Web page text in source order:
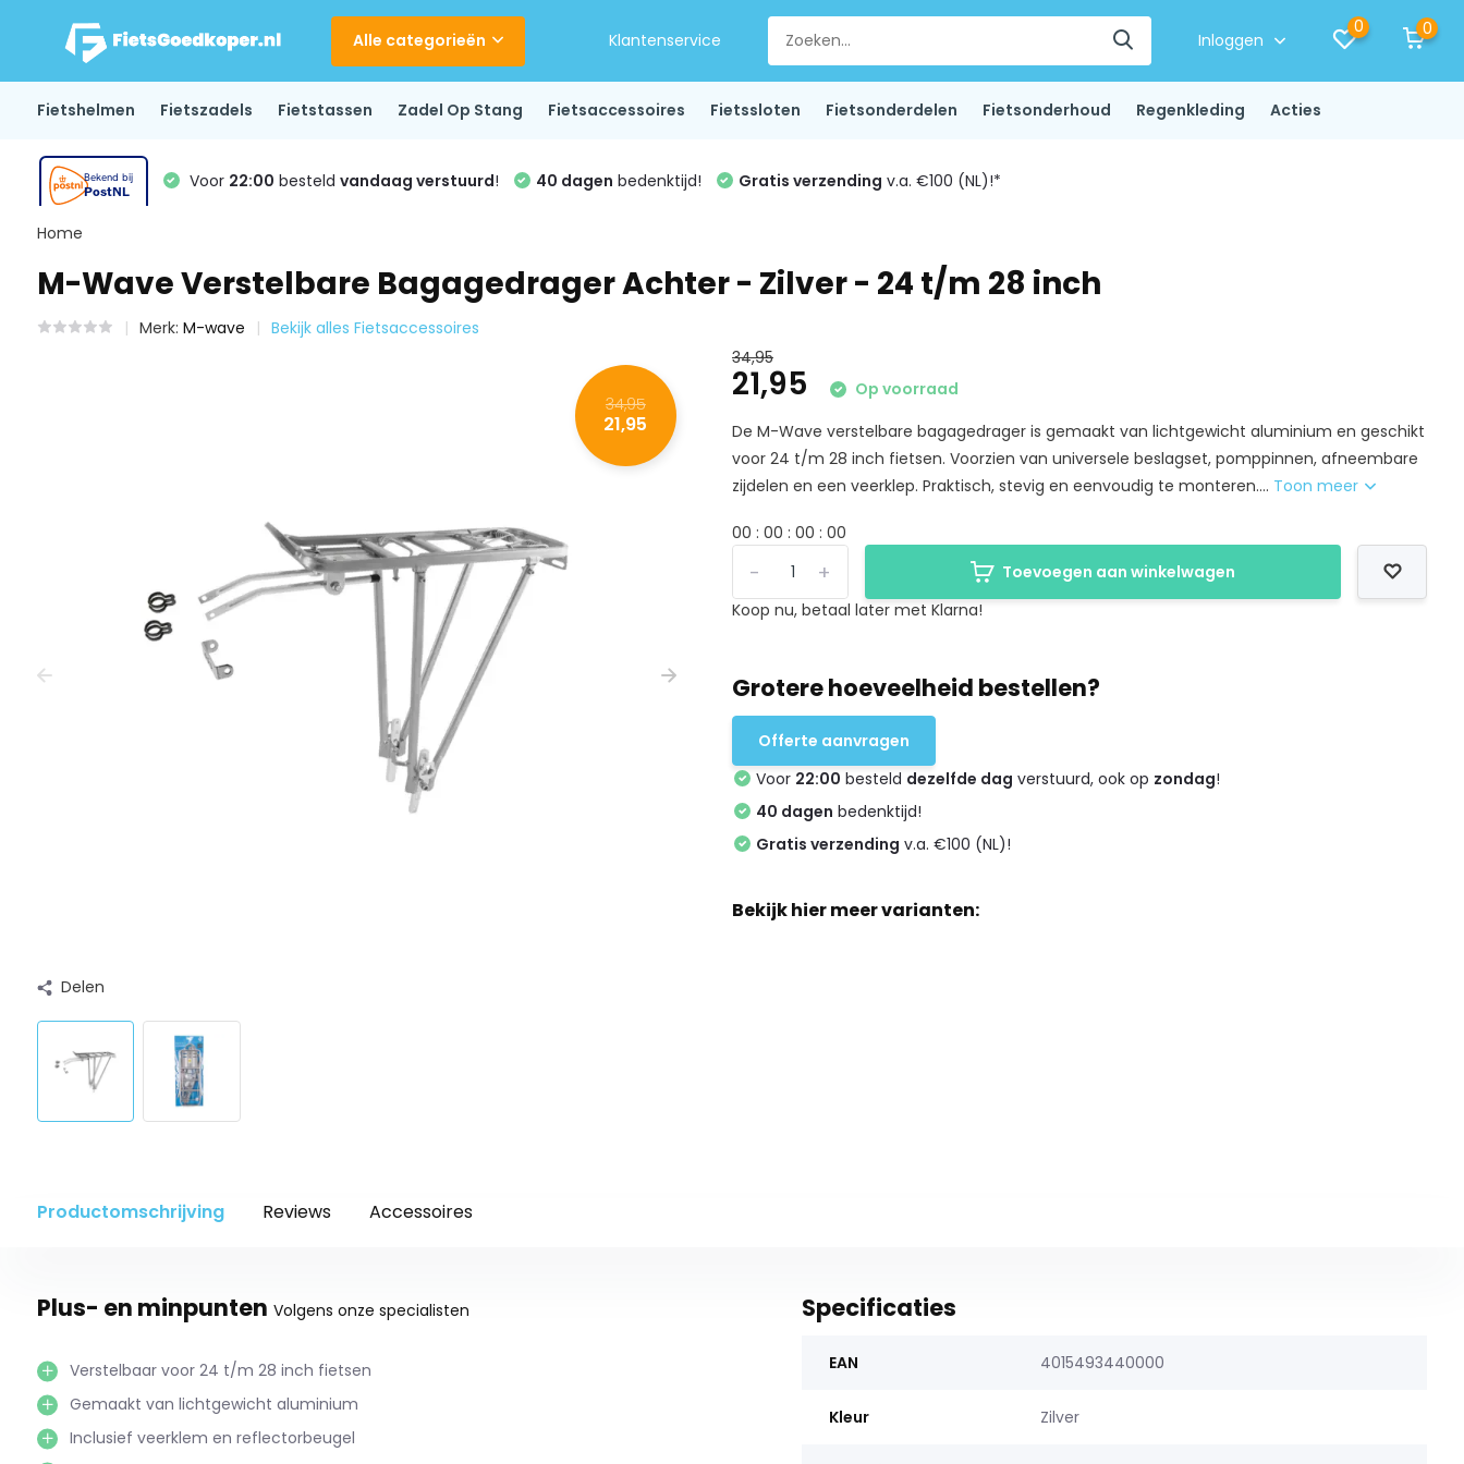
Alle categorieën Klantenservice Inloggen
0 0
Fietshelmen Fietszadels Fietstassen Zadel Op Stang Fietsaccessoires Fietssloten Fietsonderdelen Fietsonderhoud Regenkleding Acties
Voor 22:00 besteld vandaag verstuurd! 40 dagen bedenktijd! Gratis verzending v.a. €100 (NL)!*
Home
M-Wave Verstelbare Bagagedrager Achter - Zilver - 24 t/m 28 inch
Merk: M-wave Bekijk alles Fietsaccessoires
34,95
21,95
Delen
34,95
21,95
Op voorraad
De M-Wave verstelbare bagagedrager is gemaakt van lichtgewicht aluminium en geschikt
voor 24 t/m 28 inch fietsen. Voorzien van universele beslagset, pomppinnen, afneembare
zijdelen en een veerklep. Praktisch, stevig en eenvoudig te monteren.... Toon meer
00 : 00 : 00 : 00
+
-
Toevoegen aan winkelwagen
Koop nu, betaal later met Klarna!
Grotere hoeveelheid bestellen?
Offerte aanvragen
Voor 22:00 besteld dezelfde dag verstuurd, ook op zondag!
40 dagen bedenktijd!
Gratis verzending v.a. €100 (NL)!
Bekijk hier meer varianten:
Productomschrijving Reviews Accessoires
Plus- en minpunten Volgens onze specialisten
Verstelbaar voor 24 t/m 28 inch fietsen
Gemaakt van lichtgewicht aluminium
Inclusief veerklem en reflectorbeugel
Specificaties
EAN 4015493440000
Kleur Zilver